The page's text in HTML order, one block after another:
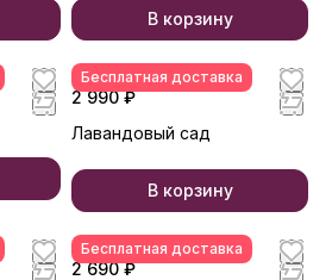
В корзину
Бесплатная доставка
2 990 ₽
Лавандовый сад
В корзину
Бесплатная доставка
2 690 ₽